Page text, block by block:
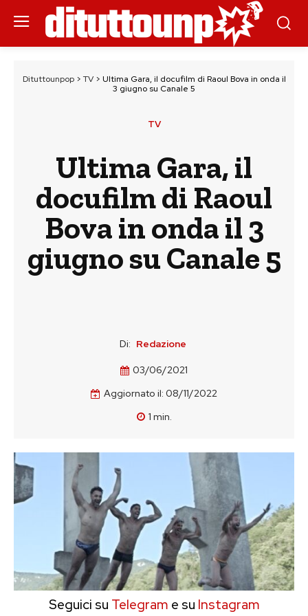
Dituttounpop> TV> Ultima Gara, il docufilm di Raoul Bova in onda il
3 giugno su Canale 5
TV
Ultima Gara, il
docufilm di Raoul
Bova in onda il 3
giugno su Canale 5
Di: Redazione
03/06/2021
Aggiornato il: 08/11/2022
1 min.
Seguici su Telegram e su Instagram